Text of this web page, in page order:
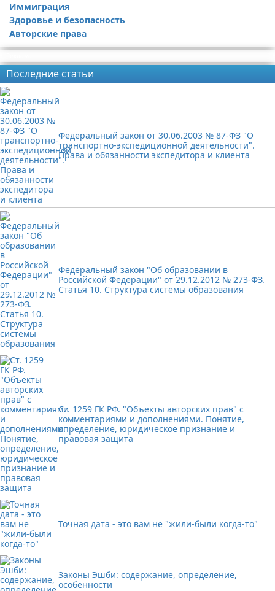
Иммиграция
Здоровье и безопасность
Авторские права
Последние статьи
Федеральный закон от 30.06.2003 № 87-ФЗ "О
транспортно-экспедиционной деятельности".
Права и обязанности экспедитора и клиента
Федеральный закон "Об образовании в
Российской Федерации" от 29.12.2012 № 273-ФЗ.
Статья 10. Структура системы образования
Ст. 1259 ГК РФ. "Объекты авторских прав" с
комментариями и дополнениями. Понятие,
определение, юридическое признание и
правовая защита
Точная дата - это вам не "жили-были когда-то"
Законы Эшби: содержание, определение,
особенности